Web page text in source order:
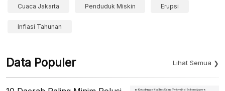
Cuaca Jakarta Penduduk Miskin Erupsi
Inflasi Tahunan
Data Populer Lihat Semua